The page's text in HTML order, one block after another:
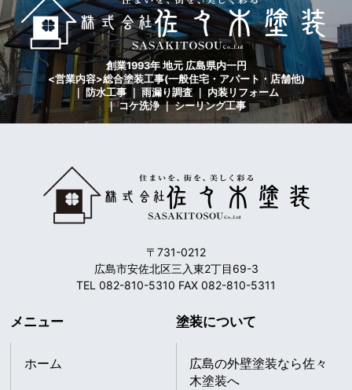
創業1993年 地元 広島県内一円
<営業内容>総合塗装工事(一般住宅・アパート・店舗他)
｜ 防水工事 ｜ 雨漏り調査 ｜ 内装リフォーム
｜ コケ洗浄 ｜ シーリング工事
〒731-0212
広島市安佐北区三入東2丁目69-3
TEL 082-810-5310 FAX 082-810-5311
メニュー
ホーム
塗装について
広島の外壁塗装なら佐々
木塗装へ